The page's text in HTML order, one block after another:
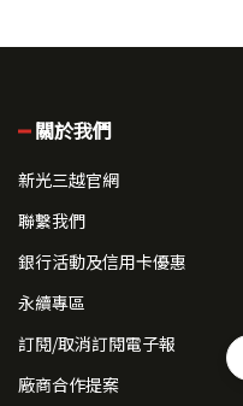
關於我們
新光三越官網
聯繫我們
銀行活動及信用卡優惠
永續專區
訂閱/取消訂閱電子報
廠商合作提案